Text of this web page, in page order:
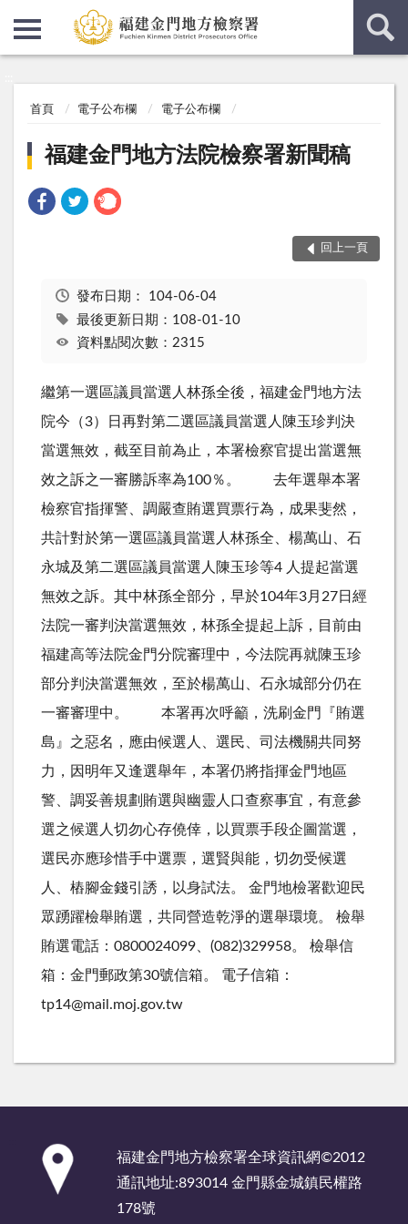
首頁 電子公布欄 電子公布欄
福建金門地方法院檢察署新聞稿
回上一頁
發布日期： 104-06-04
最後更新日期：108-01-10
資料點閱次數：2315
繼第一選區議員當選人林孫全後，福建金門地方法
院今（3）日再對第二選區議員當選人陳玉珍判決
當選無效，截至目前為止，本署檢察官提出當選無
效之訴之一審勝訴率為100％。 去年選舉本署
檢察官指揮警、調嚴查賄選買票行為，成果斐然，
共計對於第一選區議員當選人林孫全、楊萬山、石
永城及第二選區議員當選人陳玉珍等4 人提起當選
無效之訴。其中林孫全部分，早於104年3月27日經
法院一審判決當選無效，林孫全提起上訴，目前由
福建高等法院金門分院審理中，今法院再就陳玉珍
部分判決當選無效，至於楊萬山、石永城部分仍在
一審審理中。 本署再次呼籲，洗刷金門『賄選
島』之惡名，應由候選人、選民、司法機關共同努
力，因明年又逢選舉年，本署仍將指揮金門地區
警、調妥善規劃賄選與幽靈人口查察事宜，有意參
選之候選人切勿心存僥倖，以買票手段企圖當選，
選民亦應珍惜手中選票，選賢與能，切勿受候選
人、樁腳金錢引誘，以身試法。 金門地檢署歡迎民
眾踴躍檢舉賄選，共同營造乾淨的選舉環境。 檢舉
賄選電話：0800024099、(082)329958。 檢舉信
箱：金門郵政第30號信箱。 電子信箱：
tp14@mail.moj.gov.tw
福建金門地方檢察署全球資訊網©2012
通訊地址:893014 金門縣金城鎮民權路
178號